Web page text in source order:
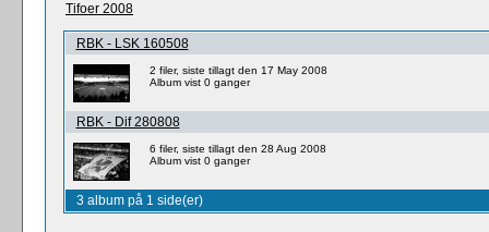
Tifoer 2008
RBK - LSK 160508
2 filer, siste tillagt den 17 May 2008
Album vist 0 ganger
RBK - Dif 280808
6 filer, siste tillagt den 28 Aug 2008
Album vist 0 ganger
3 album på 1 side(er)